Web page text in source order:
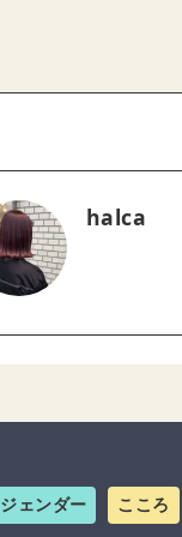
halca
ジェンダー こころ